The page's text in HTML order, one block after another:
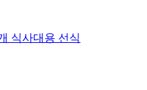
식사대용 선식